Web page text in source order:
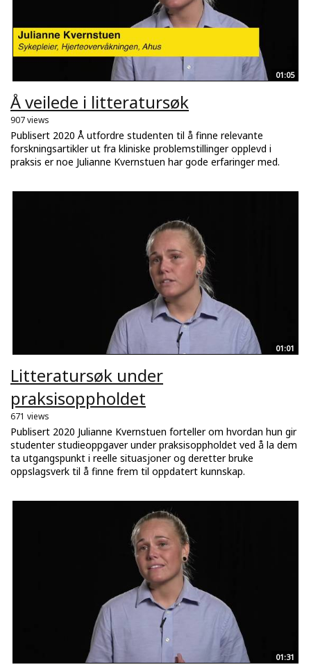
01:05
Å veilede i litteratursøk
907 views
Publisert 2020 Å utfordre studenten til å finne relevante
forskningsartikler ut fra kliniske problemstillinger opplevd i
praksis er noe Julianne Kvernstuen har gode erfaringer med.
01:01
Litteratursøk under
praksisoppholdet
671 views
Publisert 2020 Julianne Kvernstuen forteller om hvordan hun gir
studenter studieoppgaver under praksisoppholdet ved å la dem
ta utgangspunkt i reelle situasjoner og deretter bruke
oppslagsverk til å finne frem til oppdatert kunnskap.
01:31